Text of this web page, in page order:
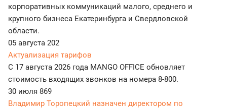
корпоративных коммуникаций малого, среднего и
крупного бизнеса Екатеринбурга и Свердловской
области.
05 августа 202
Актуализация тарифов
С 17 августа 2026 года MANGO OFFICE обновляет
стоимость входящих звонков на номера 8-800.
30 июля 869
Владимир Торопецкий назначен директором по